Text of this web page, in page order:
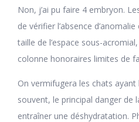
Non, j’ai pu faire 4 embryon.
de vérifier l’absence
taille de l’espace sous-
colonne honoraires limites de
On vermifugera les chats ayant
souvent, le principal danger de
entraîner une déshydratation.